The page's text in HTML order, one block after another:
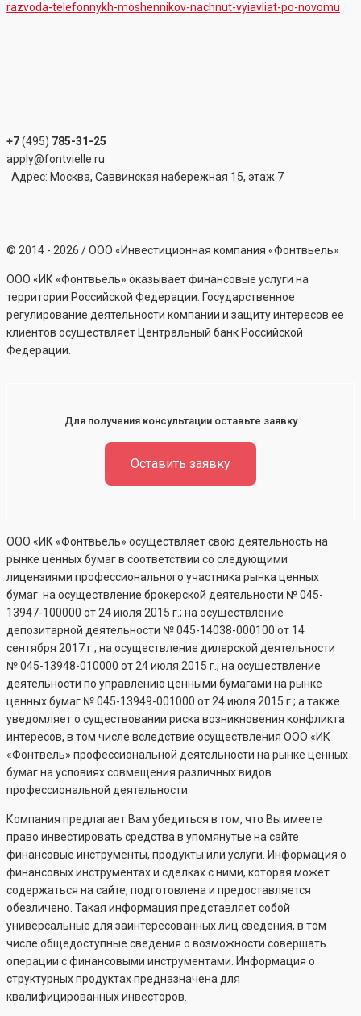
razvoda-telefonnykh-moshennikov-nachnut-vyiavliat-po-novomu
+7(495) 785-31-25
apply@fontvielle.ru
Адрес: Москва, Саввинская набережная 15, этаж 7
© 2014 - 2026 / ООО «Инвестиционная компания «Фонтвьель»
ООО «ИК «Фонтвьель» оказывает финансовые услуги на
территории Российской Федерации. Государственное
регулирование деятельности компании и защиту интересов ее
клиентов осуществляет Центральный банк Российской
Федерации.
Для получения консультации оставьте заявку
Оставить заявку
ООО «ИК «Фонтвьель» осуществляет свою деятельность на
рынке ценных бумаг в соответствии со следующими
лицензиями профессионального участника рынка ценных
бумаг: на осуществление брокерской деятельности №045-
13947-100000 от 24 июля 2015 г.; на осуществление
депозитарной деятельности №045-14038-000100 от 14
сентября 2017 г.; на осуществление дилерской деятельности
№045-13948-010000 от 24 июля 2015 г.; на осуществление
деятельности по управлению ценными бумагами на рынке
ценных бумаг №045-13949-001000 от 24 июля 2015 г.; а также
уведомляет о существовании риска возникновения конфликта
интересов, в том числе вследствие осуществления ООО «ИК
«Фонтвель» профессиональной деятельности на рынке ценных
бумаг на условиях совмещения различных видов
профессиональной деятельности.
Компания предлагает Вам убедиться в том, что Вы имеете
право инвестировать средства в упомянутые на сайте
финансовые инструменты, продукты или услуги. Информация о
финансовых инструментах и сделках с ними, которая может
содержаться на сайте, подготовлена и предоставляется
обезличено. Такая информация представляет собой
универсальные для заинтересованных лиц сведения, в том
числе общедоступные сведения о возможности совершать
операции с финансовыми инструментами. Информация о
структурных продуктах предназначена для
квалифицированных инвесторов.